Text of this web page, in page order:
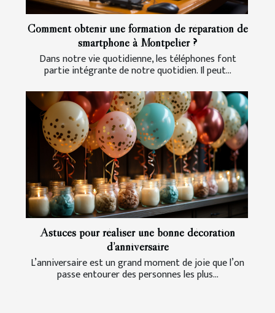
Comment obtenir une formation de réparation de
smartphone à Montpelier ?
Dans notre vie quotidienne, les téléphones font
partie intégrante de notre quotidien. Il peut...
Astuces pour réaliser une bonne décoration
d’anniversaire
L’anniversaire est un grand moment de joie que l’on
passe entourer des personnes les plus...